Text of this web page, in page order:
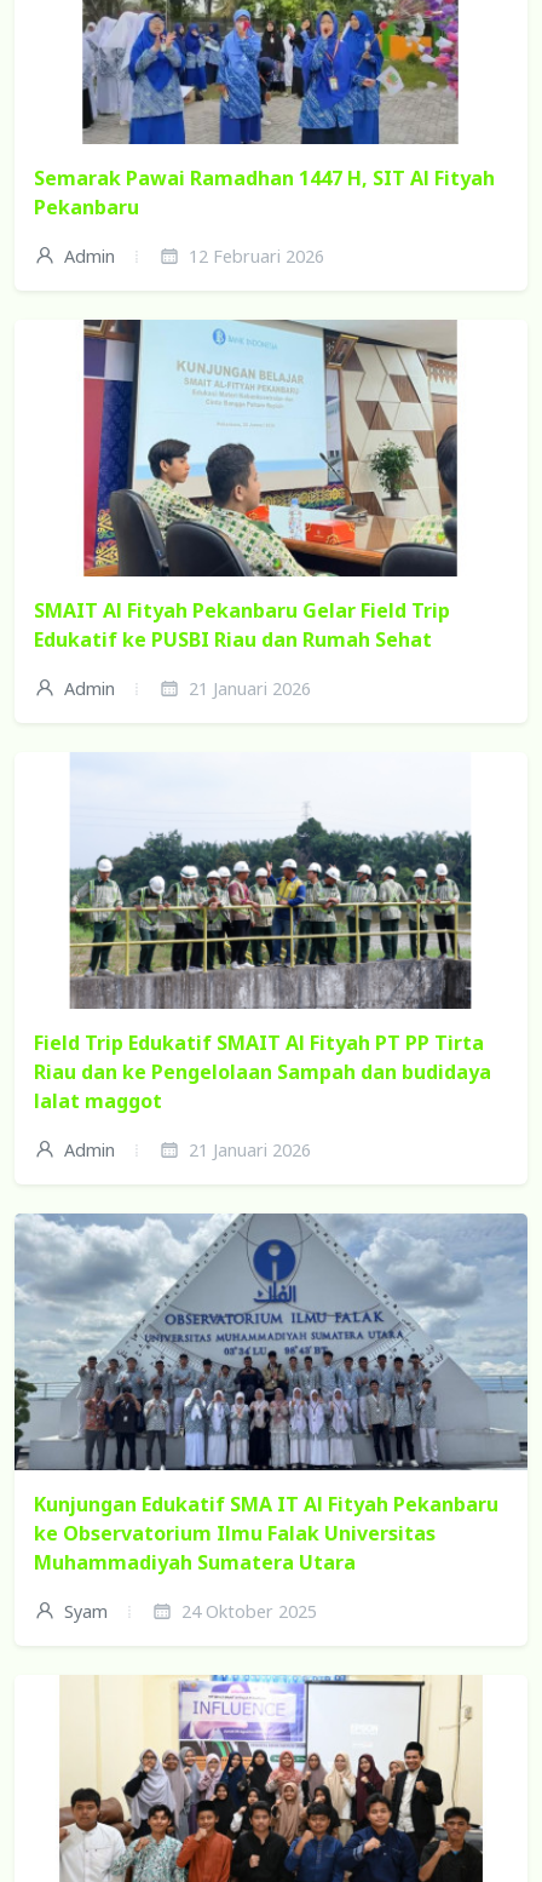
Semarak Pawai Ramadhan 1447 H, SIT Al Fityah
Pekanbaru
Admin 12 Februari 2026
SMAIT Al Fityah Pekanbaru Gelar Field Trip
Edukatif ke PUSBI Riau dan Rumah Sehat
Admin 21 Januari 2026
Field Trip Edukatif SMAIT Al Fityah PT PP Tirta
Riau dan ke Pengelolaan Sampah dan budidaya
lalat maggot
Admin 21 Januari 2026
Kunjungan Edukatif SMA IT Al Fityah Pekanbaru
ke Observatorium Ilmu Falak Universitas
Muhammadiyah Sumatera Utara
Syam 24 Oktober 2025